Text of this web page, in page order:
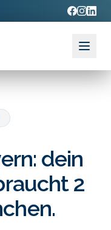
dein
2